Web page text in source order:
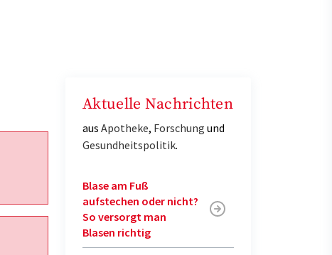
Aktuelle Nachrichten
aus Apotheke, Forschung und
Gesundheitspolitik.
Blase am Fuß
aufstechen oder nicht?
So versorgt man
Blasen richtig